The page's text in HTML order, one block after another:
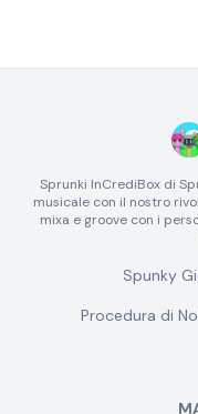
Sprunki InCrediBox di
musicale con il nostro
mixa e groove con i
Spunky
Procedura di